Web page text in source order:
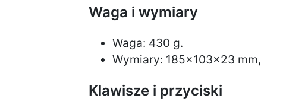
Waga i wymiary
Waga: 430 g.
Wymiary: 185x103x23 mm,
Klawisze i przyciski